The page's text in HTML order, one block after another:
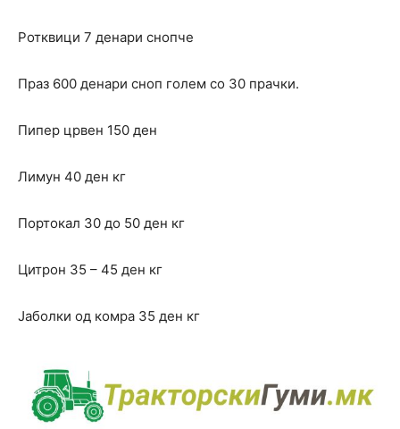
Ротквици 7 денари снопче
Праз 600 денари сноп голем со 30 прачки.
Пипер црвен 150 ден
Лимун 40 ден кг
Портокал 30 до 50 ден кг
Цитрон 35 – 45 ден кг
Јаболки од комра 35 ден кг